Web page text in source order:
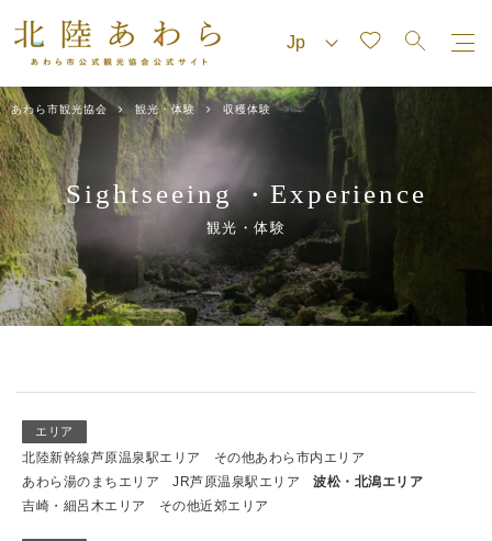
あわら市観光協会 観光・体験 収穫体験
Sightseeing・ Experience
観光・体験
エリア
北陸新幹線芦原温泉駅エリア
その他あわら市内エリア
あわら湯のまちエリア
JR芦原温泉駅エリア
波松・北潟エリア
吉崎・細呂木エリア
その他近郊エリア